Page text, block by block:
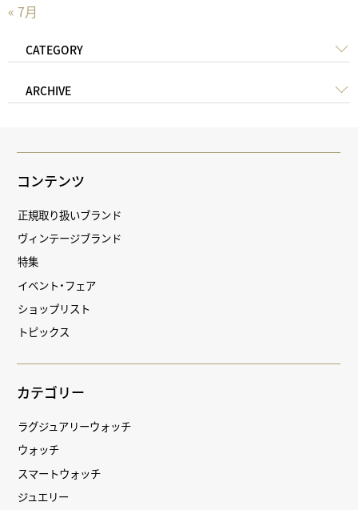
« 7月
CATEGORY
ARCHIVE
コンテンツ
正規取り扱いブランド
ヴィンテージブランド
特集
イベント・フェア
ショップリスト
トピックス
カテゴリー
ラグジュアリーウォッチ
ウォッチ
スマートウォッチ
ジュエリー